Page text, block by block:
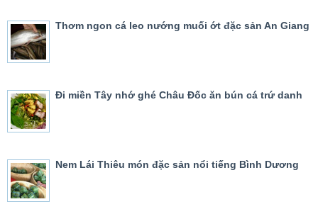
Thơm ngon cá leo nướng muối ớt đặc sản An Giang
Đi miền Tây nhớ ghé Châu Đốc ăn bún cá trứ danh
Nem Lái Thiêu món đặc sản nổi tiếng Bình Dương